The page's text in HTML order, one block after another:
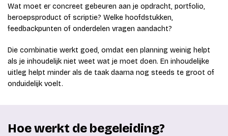
Wat moet er concreet gebeuren aan je opdracht, portfolio,
beroepsproduct of scriptie? Welke hoofdstukken,
feedbackpunten of onderdelen vragen aandacht?
Die combinatie werkt goed, omdat een planning weinig helpt
als je inhoudelijk niet weet wat je moet doen. En inhoudelijke
uitleg helpt minder als de taak daarna nog steeds te groot of
onduidelijk voelt.
Hoe werkt de begeleiding?